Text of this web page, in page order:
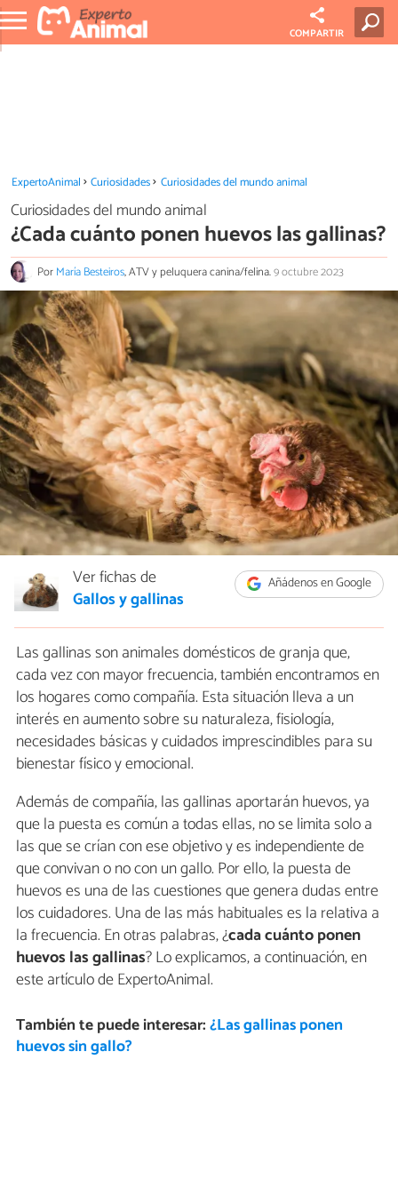
COMPARTIR
ExpertoAnimal Curiosidades Curiosidades del mundo animal
Curiosidades del mundo animal
¿Cada cuánto ponen huevos las gallinas?
PorMaría Besteiros, ATV y peluquera canina/felina.9 octubre 2023
Añádenos en Google
Ver fichas de
Gallos y gallinas
Las gallinas son animales domésticos de granja que,
cada vez con mayor frecuencia, también encontramos en
los hogares como compañía. Esta situación lleva a un
interés en aumento sobre su naturaleza, fisiología,
necesidades básicas y cuidados imprescindibles para su
bienestar físico y emocional.
Además de compañía, las gallinas aportarán huevos, ya
que la puesta es común a todas ellas, no se limita solo a
las que se crían con ese objetivo y es independiente de
que convivan o no con un gallo. Por ello, la puesta de
huevos es una de las cuestiones que genera dudas entre
los cuidadores. Una de las más habituales es la relativa a
la frecuencia. En otras palabras, ¿cada cuánto ponen
huevos las gallinas? Lo explicamos, a continuación, en
este artículo de ExpertoAnimal.
También te puede interesar:¿Las gallinas ponen
huevos sin gallo?